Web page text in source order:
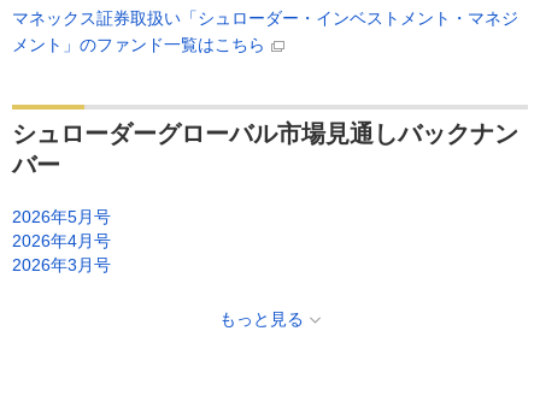
マネックス証券取扱い「シュローダー・インベストメント・マネジ
メント」のファンド一覧はこちら
シュローダーグローバル市場見通しバックナン
バー
2026年5月号
2026年4月号
2026年3月号
もっと見る